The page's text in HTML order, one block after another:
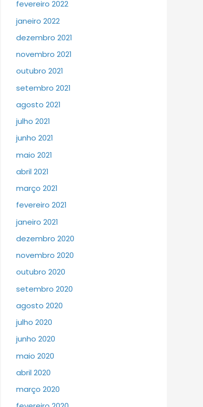
fevereiro 2022
janeiro 2022
dezembro 2021
novembro 2021
outubro 2021
setembro 2021
agosto 2021
julho 2021
junho 2021
maio 2021
abril 2021
março 2021
fevereiro 2021
janeiro 2021
dezembro 2020
novembro 2020
outubro 2020
setembro 2020
agosto 2020
julho 2020
junho 2020
maio 2020
abril 2020
março 2020